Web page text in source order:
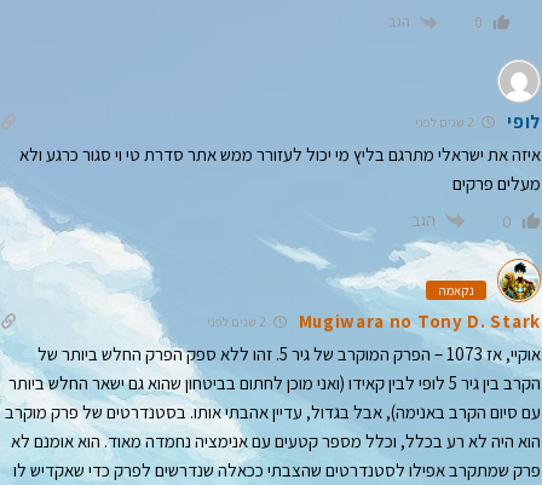
0 הגב
לופי
איזה את ישראלי מתרגם בליץ מי יכול לעזורר ממש אתר סדרת טי וי סגור כרגע ולא
מעלים פרקים
0 הגב
נקאמה
Mugiwara no Tony D. Stark
אוקיי, אז 1073 – הפרק המוקרב של גיר 5. זהו ללא ספק הפרק החלש ביותר של
הקרב בין גיר 5 לופי לבין קאידו (ואני מוכן לחתום בביטחון שהוא גם ישאר החלש ביותר
עם סיום הקרב באנימה), אבל בגדול, עדיין אהבתי אותו. בסטנדרטים של פרק מוקרב
הוא היה לא רע בכלל, וכלל מספר קטעים עם אנימציה נחמדה מאוד. הוא אומנם לא
פרק שמתקרב אפילו לסטנדרטים שהצבתי ככאלה שנדרשים לפרק כדי שאקדיש לו